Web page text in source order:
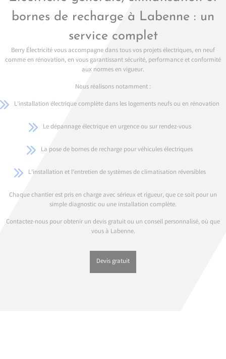
bornes de recharge à Labenne : un
service complet
Berry Électricité vous accompagne dans tous vos projets électriques, en neuf
comme en rénovation, en vous garantissant sécurité, performance et conformité
aux normes en vigueur.
Nous réalisons notamment :
L’installation électrique complète dans les logements neufs ou en rénovation
Le dépannage électrique en urgence ou sur rendez-vous
La pose de bornes de recharge pour véhicules électriques
L’installation et l’entretien de systèmes de climatisation réversibles
Chaque chantier est pris en charge avec sérieux et rigueur, que ce soit pour un
simple diagnostic ou une installation complète.
Contactez-nous pour obtenir un devis gratuit ou un conseil personnalisé, où que
vous à Labenne.
Devis gratuit